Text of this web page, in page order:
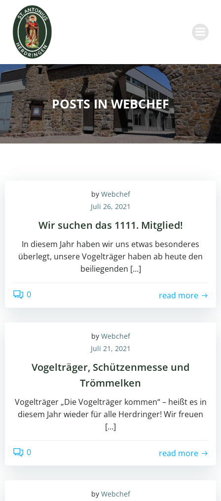
POSTS INWEBCHEF
by Webchef
Juli 26, 2021
Wir suchen das 1111. Mitglied!
In diesem Jahr haben wir uns etwas besonderes
überlegt, unsere Vogelträger haben ab heute den
beiliegenden […]
0 read more
by Webchef
Juli 21, 2021
Vogelträger, Schützenmesse und
Trömmelken
Vogelträger „Die Vogelträger kommen“ – heißt es in
diesem Jahr wieder für alle Herdringer! Wir freuen
[…]
0 read more
by Webchef